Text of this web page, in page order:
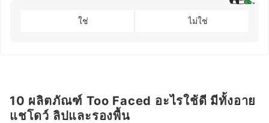
ใช่ ไม่ใช่
10 ผลิตภัณฑ์ Too Faced อะไรใช้ดี มีทั้งอาย
แชโดว์ ลิปและรองพื้น